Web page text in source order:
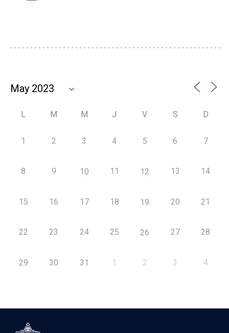
L M M J V S D
1 2 3 4 5 6 7
8 9 10 11 12 13 14
15 16 17 18 19 20 21
22 23 24 25 26 27 28
29 30 31 1 2 3 4